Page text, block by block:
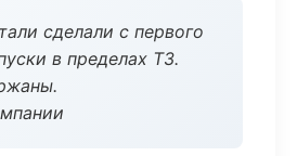
сделали с первого
в пределах ТЗ.